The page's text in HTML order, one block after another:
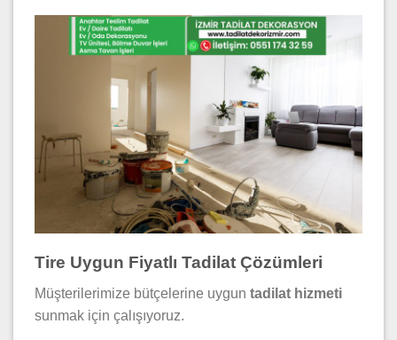
Tire Uygun Fiyatlı Tadilat Çözümleri
Müşterilerimize bütçelerine uygun tadilat hizmeti
sunmak için çalışıyoruz.